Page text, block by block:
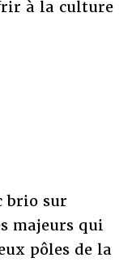
à la culture
brio sur
majeurs qui
pôles de la